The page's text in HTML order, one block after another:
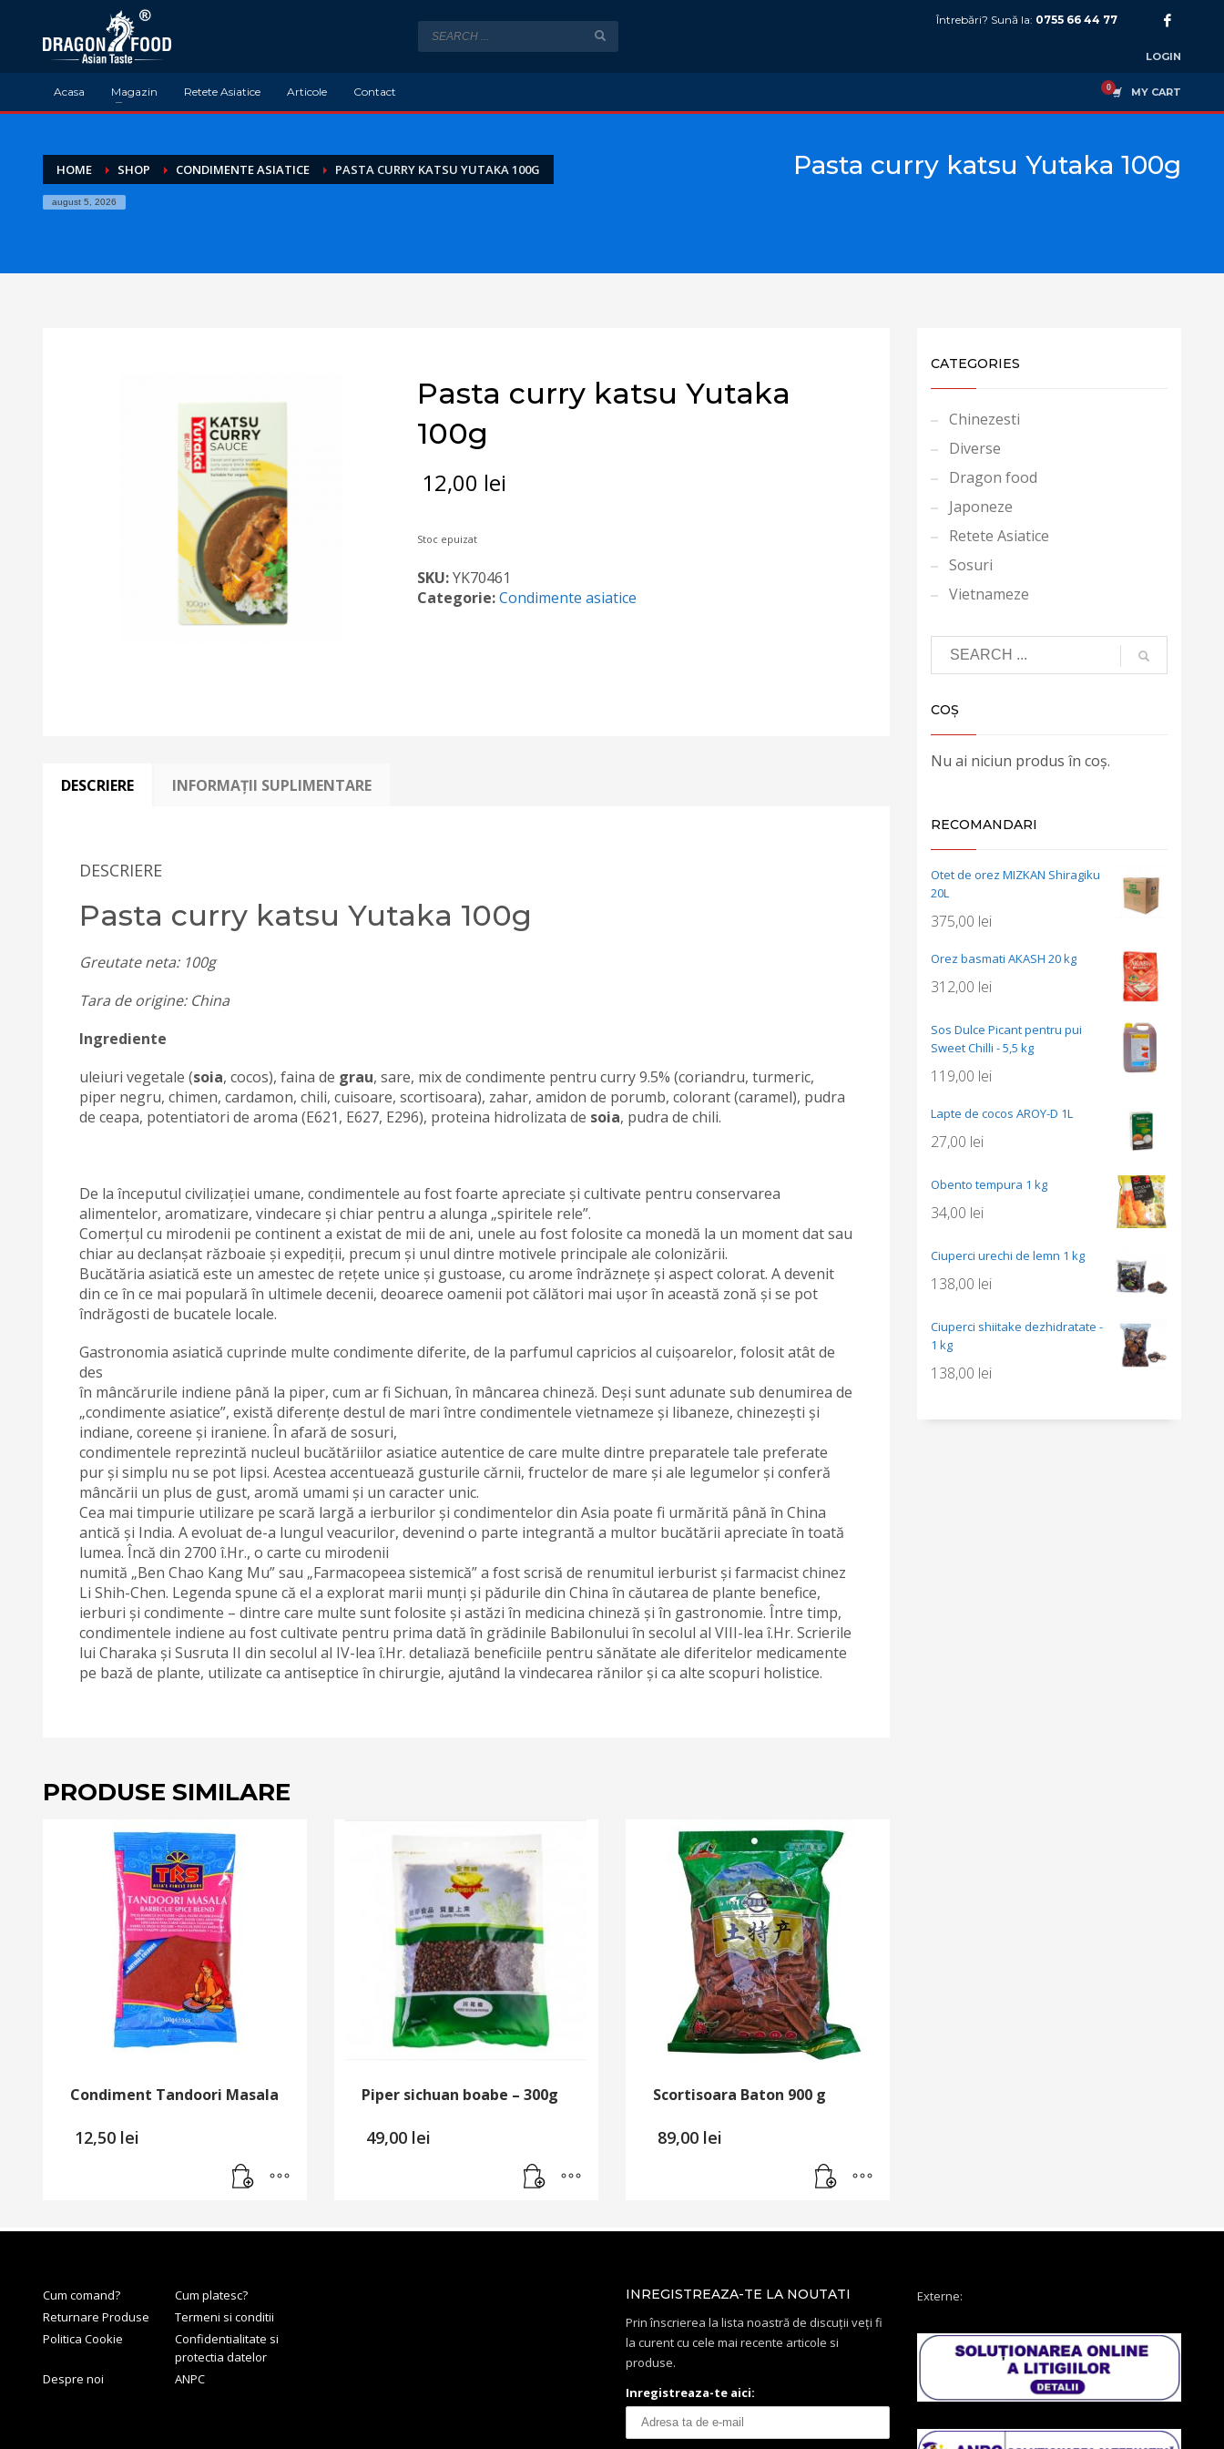
Întrebări? Sună la: 0755 66 44 77
LOGIN
Acasa Magazin Retete Asiatice Articole Contact MY CART
HOME SHOP CONDIMENTE ASIATICE PASTA CURRY KATSU YUTAKA 100G
august 5, 2026
Pasta curry katsu Yutaka 100g
Pasta curry katsu Yutaka
100g
12,00 lei
Stoc epuizat
SKU:YK70461
Categorie:Condimente asiatice
DESCRIERE INFORMAȚII SUPLIMENTARE
DESCRIERE
Pasta curry katsu Yutaka 100g
Greutate neta: 100g
Tara de origine: China
Ingrediente
uleiuri vegetale (soia, cocos), faina de grau, sare, mix de condimente pentru curry 9.5% (coriandru, turmeric,
piper negru, chimen, cardamon, chili, cuisoare, scortisoara), zahar, amidon de porumb, colorant (caramel), pudra
de ceapa, potentiatori de aroma (E621, E627, E296), proteina hidrolizata de soia, pudra de chili.
De la începutul civilizației umane, condimentele au fost foarte apreciate și cultivate pentru conservarea
alimentelor, aromatizare, vindecare și chiar pentru a alunga „spiritele rele”.
Comerțul cu mirodenii pe continent a existat de mii de ani, unele au fost folosite ca monedă la un moment dat sau
chiar au declanșat războaie și expediții, precum și unul dintre motivele principale ale colonizării.
Bucătăria asiatică este un amestec de rețete unice și gustoase, cu arome îndrăznețe și aspect colorat. A devenit
din ce în ce mai populară în ultimele decenii, deoarece oamenii pot călători mai ușor în această zonă și se pot
îndrăgosti de bucatele locale.
Gastronomia asiatică cuprinde multe condimente diferite, de la parfumul capricios al cuișoarelor, folosit atât de
des
în mâncărurile indiene până la piper, cum ar fi Sichuan, în mâncarea chineză. Deși sunt adunate sub denumirea de
„condimente asiatice”, există diferențe destul de mari între condimentele vietnameze și libaneze, chinezești și
indiane, coreene și iraniene. În afară de sosuri,
condimentele reprezintă nucleul bucătăriilor asiatice autentice de care multe dintre preparatele tale preferate
pur și simplu nu se pot lipsi. Acestea accentuează gusturile cărnii, fructelor de mare și ale legumelor și conferă
mâncării un plus de gust, aromă umami și un caracter unic.
Cea mai timpurie utilizare pe scară largă a ierburilor și condimentelor din Asia poate fi urmărită până în China
antică și India. A evoluat de-a lungul veacurilor, devenind o parte integrantă a multor bucătării apreciate în toată
lumea. Încă din 2700 î.Hr., o carte cu mirodenii
numită „Ben Chao Kang Mu” sau „Farmacopeea sistemică” a fost scrisă de renumitul ierburist și farmacist chinez
Li Shih-Chen. Legenda spune că el a explorat marii munți și pădurile din China în căutarea de plante benefice,
ierburi și condimente – dintre care multe sunt folosite și astăzi în medicina chineză și în gastronomie. Între timp,
condimentele indiene au fost cultivate pentru prima dată în grădinile Babilonului în secolul al VIII-lea î.Hr. Scrierile
lui Charaka și Susruta II din secolul al IV-lea î.Hr. detaliază beneficiile pentru sănătate ale diferitelor medicamente
pe bază de plante, utilizate ca antiseptice în chirurgie, ajutând la vindecarea rănilor și ca alte scopuri holistice.
PRODUSE SIMILARE
Condiment Tandoori Masala
12,50 lei
Piper sichuan boabe – 300g
49,00 lei
Scortisoara Baton 900 g
89,00 lei
CATEGORIES
Chinezesti
Diverse
Dragon food
Japoneze
Retete Asiatice
Sosuri
Vietnameze
COȘ
Nu ai niciun produs în coș.
RECOMANDARI
Otet de orez MIZKAN Shiragiku
20L
375,00 lei
Orez basmati AKASH 20 kg
312,00 lei
Sos Dulce Picant pentru pui
Sweet Chilli - 5,5 kg
119,00 lei
Lapte de cocos AROY-D 1L
27,00 lei
Obento tempura 1 kg
34,00 lei
Ciuperci urechi de lemn 1 kg
138,00 lei
Ciuperci shiitake dezhidratate -
1 kg
138,00 lei
Cum comand?
Cum platesc?
Returnare Produse
Termeni si conditii
Politica Cookie
Confidentialitate si
protectia datelor
Despre noi
ANPC
INREGISTREAZA-TE LA NOUTATI
Prin înscrierea la lista noastră de discuții veți fi
la curent cu cele mai recente articole si
produse.
Inregistreaza-te aici:
Externe: